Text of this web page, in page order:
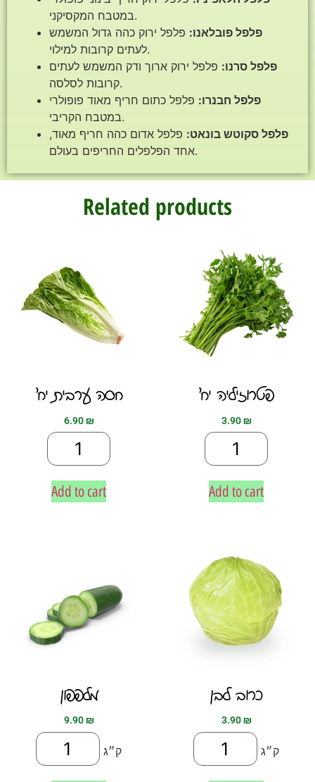
במטבח המקסיקני.
פלפל פובלאנו: פלפל ירוק כהה גדול המשמש
לעתים קרובות למילוי.
פלפל סרנו: פלפל ירוק ארוך ודק המשמש לעתים
קרובות לסלסה.
פלפל חבנרו: פלפל כתום חריף מאוד פופולרי
במטבח הקריבי.
פלפל סקוטש בונאט: פלפל אדום כהה חריף מאוד,
אחד הפלפלים החריפים בעולם.
Related products
חסה ערבית יח׳
6.90₪
Add to cart
פטרוזיליה יח׳
3.90₪
Add to cart
מלפפון
9.90₪
ק״ג
כרוב לבן
3.90₪
ק״ג